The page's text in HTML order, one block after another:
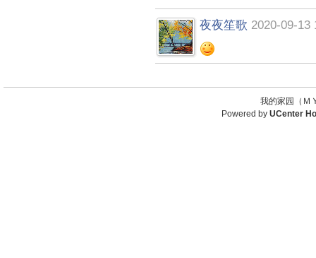
夜夜笙歌 2020-09-13
我的家园（
Powered by UCenter